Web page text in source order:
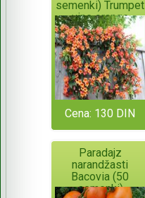
semenki) Trumpet
vine orange
Cena: 130 DIN
Paradajz
narandžasti
Bacovia (50
semenki)